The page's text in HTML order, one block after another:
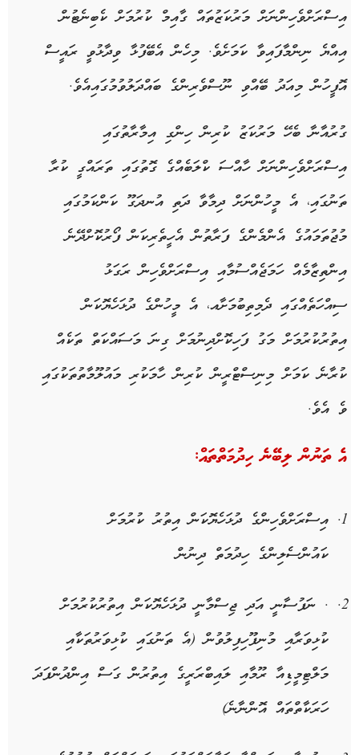
އިސްރަށްވެހިންނަށް މަރުކަޒުތައް ގާއިމް ކުރުމަށް ކެބިނެޓުން
އިއްޔެ ނިންމާފައިވާ ކަމަށެވެ. މިހެން އެބޭފުޅާ ވިދާޅުވީ ރައީސް
އޮފީހުން މިއަދު ބޭއްވި ނޫސްވެރިންގެ ބައްދަލުވުމުގައިއެވެ.
ގުރުއާނާ ބެހޭ މަރުކަޒު ކުރިން ހިންގި އިމާރާތުގައި
އިސްރަށްވެހިންނަށް ހާއްސަ ކްލަބެއްގެ ގޮތުގައި ތަރައްގީ ކުރާ
ތަނުގައި، އެ މީހުންނަށް ދިމާވާ ދަތި އުނދަގޫ ކަންކަމުގައި
މުޖުތަމައުގެ އެންމެންގެ ފަރާތުން އެހީތެރިކަން ފޯރުކޮށްދޭނެ
އިންތިޒާމެއް ހަމަޖެއްސުމާއި އިސްރަށްވެހިން ރަގަޅު
ސިއްހަތެއްގައި ދެމިތިބުމަށާއ، އެ މީހުންގެ ދުޅަހެޔޮކަން
އިތުރުކުރުމަށް މަގު ފަހިކޮށްދިނުމަށް ގިނަ މަސައްކަތް ތަކެއް
ކުރާނެ ކަމަށް މިނިސްޓްރީން ކުރިން ހާމަކުރި މައުލޫމާތުތަކުގައި
ވެ އެވެ.
އެ ތަނުން ލިބޭނެ ހިދުމަތްތައް:
އިސްރަށްވެހިންގެ ދުޅަހެޔޮކަން އިތުރު ކުރުމަށް
ކައުންސެލިންގެ ހިދުމަތް ދިނުން
. ނަފުސާނީ އަދި ޖިސްމާނީ ދުޅަހެޔޮކަން އިތުރުކުރުމަށް
ކުޅިވަރާއި މުނިފޫހިފިލުވުން (އެ ތަނުގައި ކުޅިވަރުތަކާއި
މަލްޓިމީޑިއާ ރޫމާއި ލައިބްރަރީގެ އިތުރުން ގަސް އިންދުންފަދަ
ހަރަކާތްތައް އޮންނާނެ)